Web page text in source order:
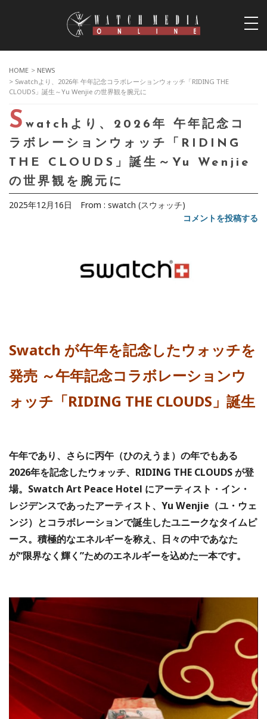
HOME > NEWS
> Swatchより、2026年 午年記念コラボレーションウォッチ「RIDING THE
CLOUDS」誕生～Yu Wenjie の世界観を腕元に
Swatchより、2026年 午年記念コ
ラボレーションウォッチ「RIDING
THE CLOUDS」誕生～Yu Wenjie
の世界観を腕元に
2025年12月16日 From : swatch (スウォッチ)
コメントを投稿する
Swatch が午年を記念したウォッチを
発売 ～午年記念コラボレーションウ
ォッチ「RIDING THE CLOUDS」誕生
午年であり、さらに丙午（ひのえうま）の年でもある
2026年を記念したウォッチ、RIDING THE CLOUDS が登
場。Swatch Art Peace Hotel にアーティスト・イン・
レジデンスであったアーティスト、Yu Wenjie（ユ・ウェ
ンジ）とコラボレーションで誕生したユニークなタイムピ
ース。積極的なエネルギーを称え、日々の中であなた
が“限界なく輝く”ためのエネルギーを込めた一本です。